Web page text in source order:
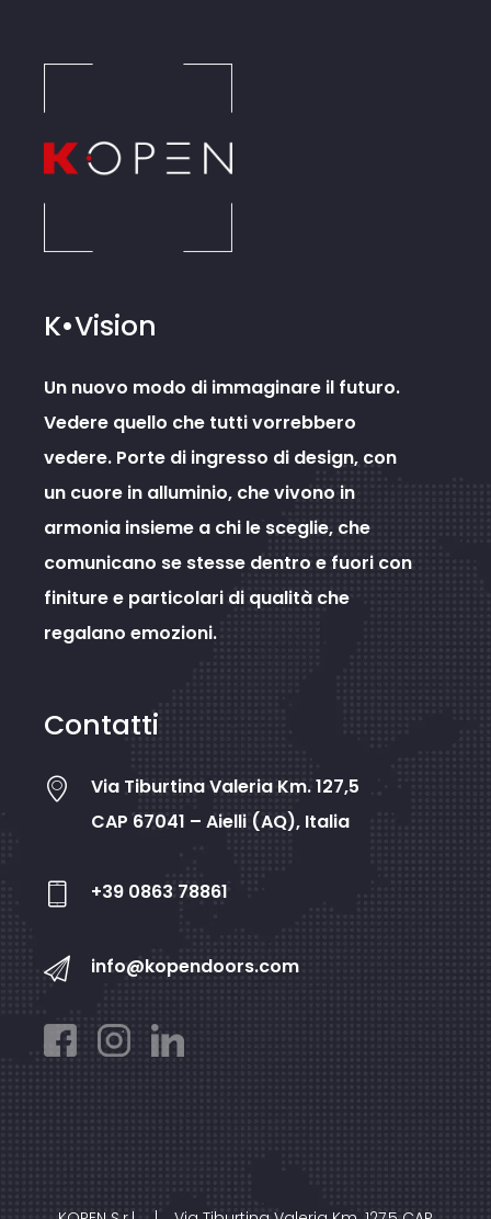
K•Vision
Un nuovo modo di immaginare il futuro.
Vedere quello che tutti vorrebbero
vedere. Porte di ingresso di design, con
un cuore in alluminio, che vivono in
armonia insieme a chi le sceglie, che
comunicano se stesse dentro e fuori con
finiture e particolari di qualità che
regalano emozioni.
Contatti
Via Tiburtina Valeria Km. 127,5
CAP 67041 – Aielli (AQ), Italia
+39 0863 78861
info@kopendoors.com